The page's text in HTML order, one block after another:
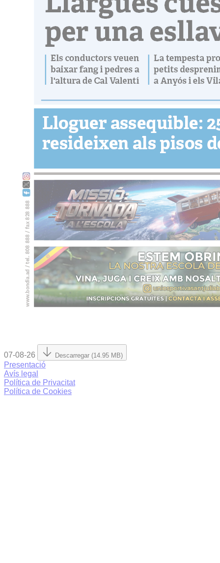
07-08-26 Descarregar (14.95 MB)
Presentació
Avís legal
Política de Privacitat
Política de Cookies